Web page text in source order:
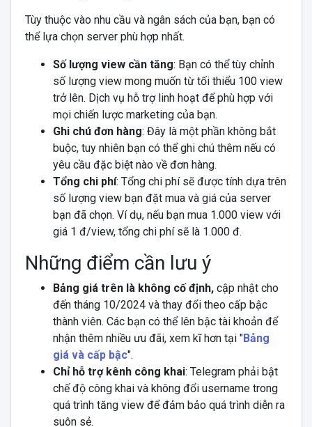
Tùy thuộc vào nhu cầu và ngân sách của bạn, bạn có
thể lựa chọn server phù hợp nhất.
Số lượng view cần tăng: Bạn có thể tùy chỉnh
số lượng view mong muốn từ tối thiểu 100 view
trở lên. Dịch vụ hỗ trợ linh hoạt để phù hợp với
mọi chiến lược marketing của bạn.
Ghi chú đơn hàng: Đây là một phần không bắt
buộc, tuy nhiên bạn có thể ghi chú thêm nếu có
yêu cầu đặc biệt nào về đơn hàng.
Tổng chi phí: Tổng chi phí sẽ được tính dựa trên
số lượng view bạn đặt mua và giá của server
bạn đã chọn. Ví dụ, nếu bạn mua 1.000 view với
giá 1 đ/view, tổng chi phí sẽ là 1.000 đ.
Những điểm cần lưu ý
Bảng giá trên là không cố định,cập nhật cho
đến tháng 10/2024 và thay đổi theo cấp bậc
thành viên. Các bạn có thể lên bậc tài khoản để
nhận thêm nhiều ưu đãi, xem kĩ hơn tại "Bảng
giá và cấp bậc".
Chỉ hỗ trợ kênh công khai: Telegram phải bật
chế độ công khai và không đổi username trong
quá trình tăng view để đảm bảo quá trình diễn ra
suôn sẻ.